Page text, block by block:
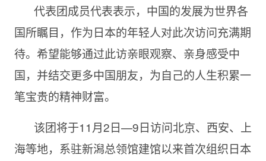
代表团成员代表表示，中国的发展为世界各
国所瞩目，作为日本的年轻人对此次访问充满期
待。希望能够通过此访亲眼观察、亲身感受中
国，并结交更多中国朋友，为自己的人生积累一
笔宝贵的精神财富。
该团将于11月2日—9日访问北京、西安、上
海等地，系驻新潟总领馆建馆以来首次组织日本